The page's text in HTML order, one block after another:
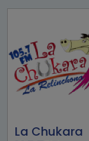
La Chukara